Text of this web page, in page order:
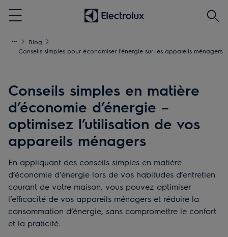
Menu
Blog
Conseils simples pour économiser l'énergie sur les appareils ménagers
Conseils simples en matière
d’économie d’énergie –
optimisez l’utilisation de vos
appareils ménagers
En appliquant des conseils simples en matière
d’économie d’énergie lors de vos habitudes d’entretien
courant de votre maison, vous pouvez optimiser
l’efficacité de vos appareils ménagers et réduire la
consommation d’énergie, sans compromettre le confort
et la praticité.